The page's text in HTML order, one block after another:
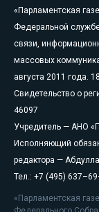
«Парламентская
Федеральной
связи,
массовых
августа 2011 года.
Свидетельство о
46097
Учредитель — АНО
Исполняющий
редактора —
Тел.: +7 (495)
«Парламентская